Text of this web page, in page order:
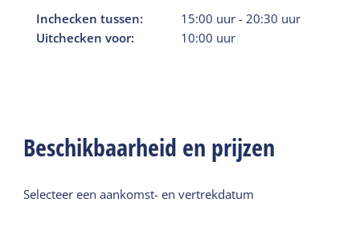
Inchecken tussen: 15:00 uur - 20:30 uur
Uitchecken voor:
10:00 uur
Beschikbaarheid en prijzen
Selecteer een aankomst- en vertrekdatum